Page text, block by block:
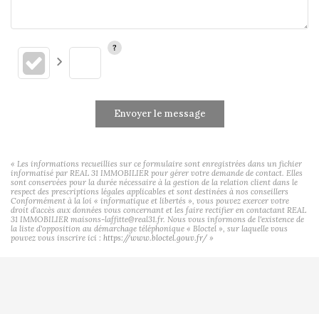
Envoyer le message
« Les informations recueillies sur ce formulaire sont enregistrées dans un fichier
informatisé par REAL 31 IMMOBILIER pour gérer votre demande de contact. Elles
sont conservées pour la durée nécessaire à la gestion de la relation client dans le
respect des prescriptions légales applicables et sont destinées à nos conseillers
Conformément à la loi « informatique et libertés », vous pouvez exercer votre
droit d'accès aux données vous concernant et les faire rectifier en contactant REAL
31 IMMOBILIER maisons-laffitte@real31.fr. Nous vous informons de l'existence de
la liste d'opposition au démarchage téléphonique « Bloctel », sur laquelle vous
pouvez vous inscrire ici : https://www.bloctel.gouv.fr/ »